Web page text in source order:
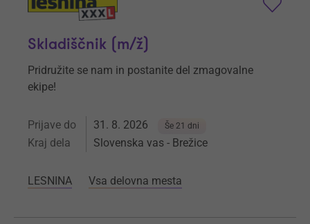
Skladiščnik (m/ž)
Pridružite se nam in postanite del zmagovalne
ekipe!
Prijave do 31. 8. 2026 Še 21 dni
Kraj dela Slovenska vas - Brežice
LESNINA Vsa delovna mesta